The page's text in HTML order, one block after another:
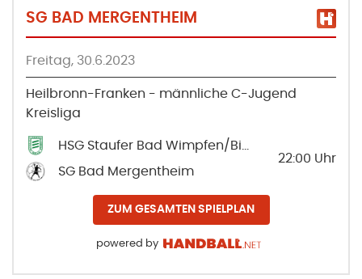
SG BAD MERGENTHEIM
Freitag, 30.6.2023
Heilbronn-Franken - männliche C-Jugend
Kreisliga
SG Bad Mergentheim
22:00 Uhr
ZUM GESAMTEN SPIELPLAN
powered by